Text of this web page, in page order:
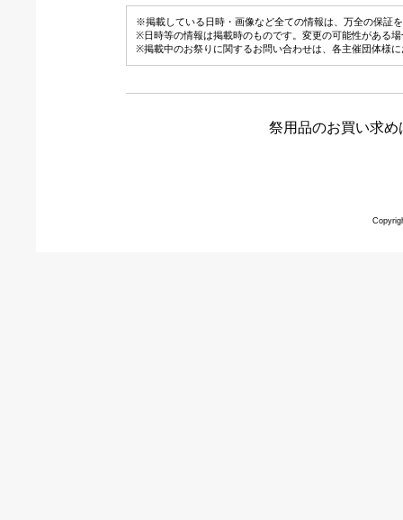
※掲載している日時・画像など全ての情報は、万全の保証
※日時等の情報は掲載時のものです。変更の可能性がある
※掲載中のお祭りに関するお問い合わせは、各主催団体様
祭用品のお買い求